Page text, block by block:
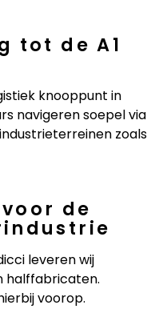
tot de A1
knooppunt in
navigeren soepel via
zoals
de
leveren wij
halffabricaten.
voorop.